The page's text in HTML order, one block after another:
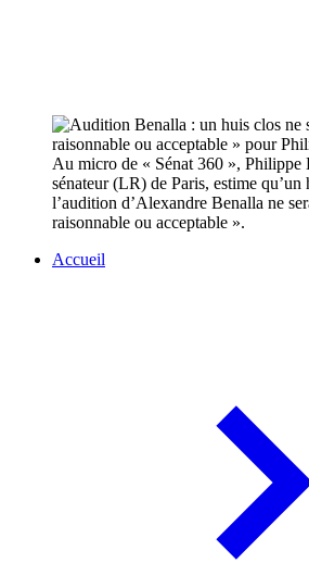
Au micro de « Sénat 360 », Philippe
sénateur (LR) de Paris, estime qu’un
l’audition d’Alexandre Benalla ne
raisonnable ou acceptable ».
Accueil